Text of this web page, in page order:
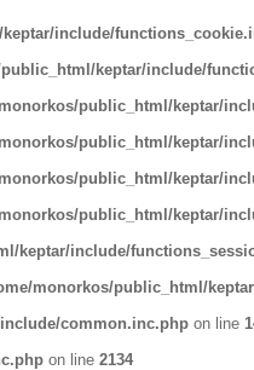
include/
keptar/include/
public_html/keptar/
public_html/keptar/
public_html/keptar/
public_html/keptar/
keptar/include/
monorkos/public_html/
common.inc.php on line
on line 2134